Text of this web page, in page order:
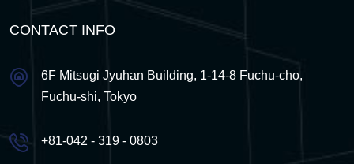
CONTACT INFO
6F Mitsugi Jyuhan Building, 1-14-8 Fuchu-cho,
Fuchu-shi, Tokyo
+81-042 - 319 - 0803